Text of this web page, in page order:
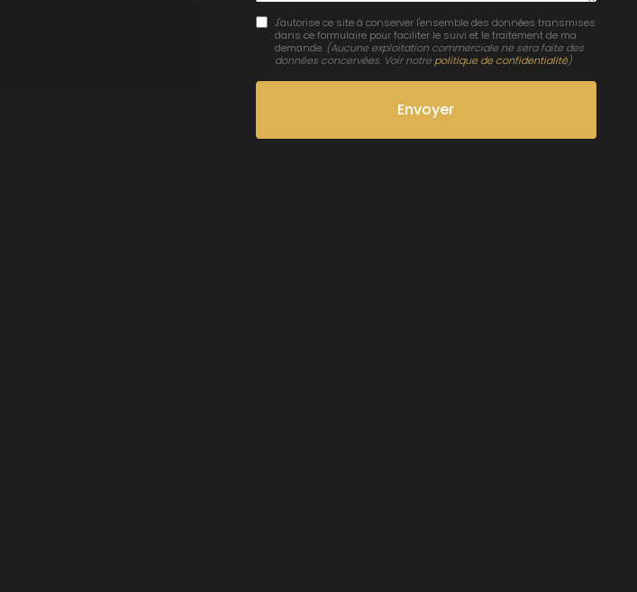
J'autorise ce site à conserver l'ensemble des données transmises
dans ce formulaire pour faciliter le suivi et le traitement de ma
demande. (Aucune exploitation commerciale ne sera faite des
données concervées. Voir notre politique de confidentialité)